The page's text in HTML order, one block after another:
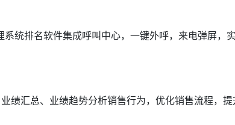
统排名软件集成呼叫中心，一键外呼，来电弹屏，
绩汇总、业绩趋势分析销售行为，优化销售流程，提